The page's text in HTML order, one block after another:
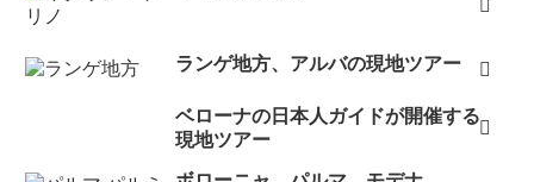
ランゲ地方、アルバの現地ツアー
ベローナの日本人ガイドが開催する
現地ツアー